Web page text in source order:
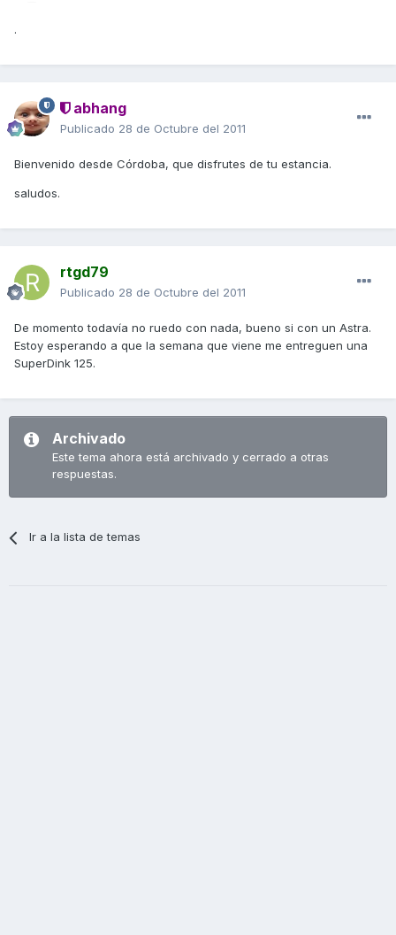
.
abhang
Publicado 28 de Octubre del 2011
Bienvenido desde Córdoba, que disfrutes de tu estancia.
saludos.
rtgd79
Publicado 28 de Octubre del 2011
De momento todavía no ruedo con nada, bueno si con un Astra.
Estoy esperando a que la semana que viene me entreguen una
SuperDink 125.
Archivado
Este tema ahora está archivado y cerrado a otras
respuestas.
Ir a la lista de temas